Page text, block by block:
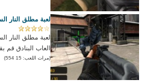
لعبة مطلق النار
لعبة مطلق النار
العاب البنادق قم
(مرات اللعب: 15 554)